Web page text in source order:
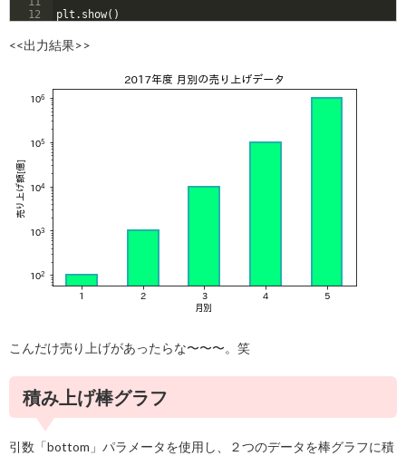
12
plt . show( )
<<出力結果>>
こんだけ売り上げがあったらな〜〜〜。笑
積み上げ棒グラフ
引数「bottom」パラメータを使用し、２つのデータを棒グラフに積